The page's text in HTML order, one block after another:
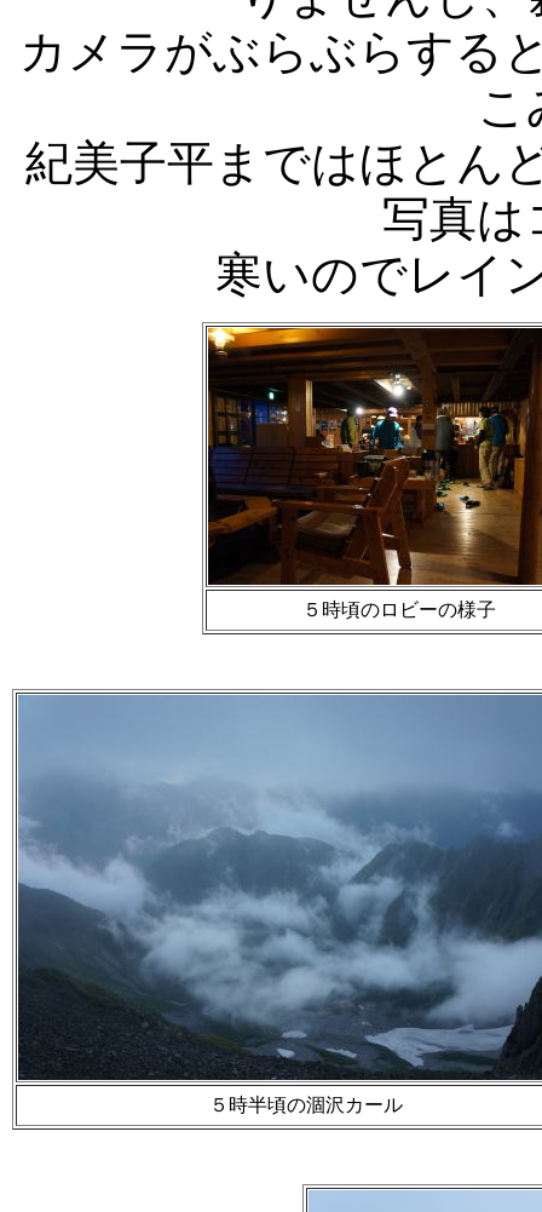
カメラがぶらぶらする
こ
紀美子平まではほとん
写真は
寒いのでレイ
５時頃のロビーの様子
５時半頃の涸沢カール